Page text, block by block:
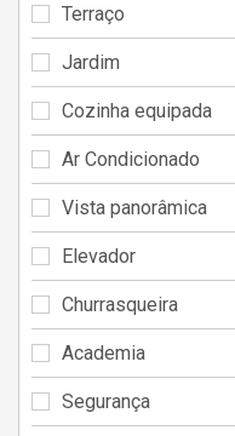
Terraço
Jardim
Cozinha equipada
Ar Condicionado
Vista panorâmica
Elevador
Churrasqueira
Academia
Segurança